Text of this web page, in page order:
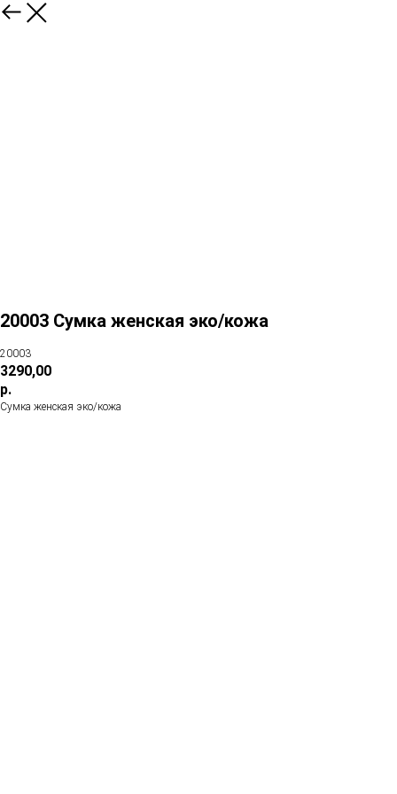
20003 Сумка женская эко/кожа
20003
3290,00
р.
Сумка женская эко/кожа